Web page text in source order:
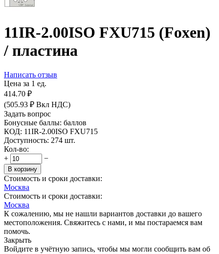
11IR-2.00ISO FXU715 (Foxen)
/ пластина
Написать отзыв
Цена за 1 ед.
414.70 ₽
(505.93 ₽ Вкл НДС)
Задать вопрос
Бонусные баллы: баллов
КОД: 11IR-2.00ISO FXU715
Доступность: 274 шт.
Кол-во:
+
−
В корзину
Стоимость и сроки доставки:
Москва
Стоимость и сроки доставки:
Москва
К сожалению, мы не нашли вариантов доставки до вашего
местоположения. Свяжитесь с нами, и мы постараемся вам
помочь.
Закрыть
Войдите в учётную запись, чтобы мы могли сообщить вам об